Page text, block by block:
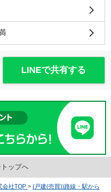
LINEで共有する
ップへ
会社TOP > (戸建(売買))路線・駅から